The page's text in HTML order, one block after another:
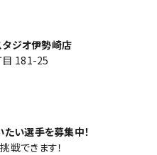
ジオ伊勢崎店
181-25
い選手を募集中！
戦できます！